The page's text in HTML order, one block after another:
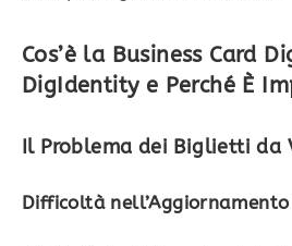
Cos’è la Business Card
DigIdentity e Perché È
Il Problema dei Biglietti da
Difficoltà